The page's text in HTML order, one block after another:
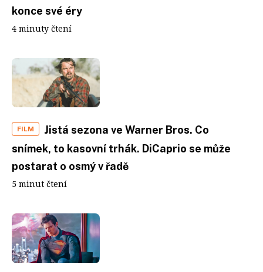
konce své éry
4 minuty čtení
FILM
Jistá sezona ve Warner Bros. Co
snímek, to kasovní trhák. DiCaprio se může
postarat o osmý v řadě
5 minut čtení